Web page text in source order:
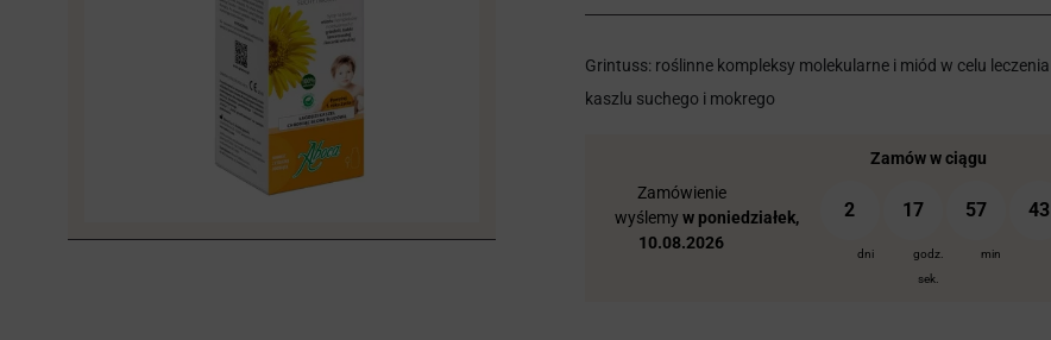
Grintuss: roślinne kompleksy molekularne i miód w celu leczenia
kaszlu suchego i mokrego
Zamówienie
wyślemy w poniedziałek,
10.08.2026
Zamów w ciągu
2 17 57 42
dni godz.
min
sek.